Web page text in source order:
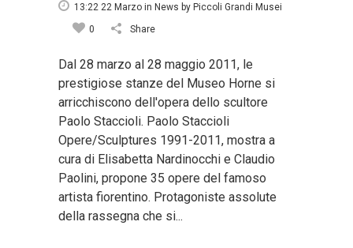
13:22 22 Marzo in News by Piccoli Grandi Musei
0
Share
Dal 28 marzo al 28 maggio 2011, le
prestigiose stanze del Museo Horne si
arricchiscono dell'opera dello scultore
Paolo Staccioli. Paolo Staccioli
Opere/Sculptures 1991-2011, mostra a
cura di Elisabetta Nardinocchi e Claudio
Paolini, propone 35 opere del famoso
artista fiorentino. Protagoniste assolute
della rassegna che si...